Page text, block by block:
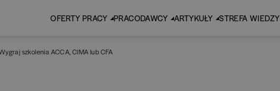
OFERTY PRACY PRACODAWCY ARTYKUŁY STREFA WIEDZY
szkolenia ACCA, CIMA lub CFA